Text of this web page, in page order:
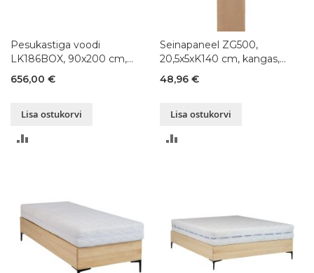
Pesukastiga voodi
LK186BOX, 90x200 cm,
pöök, värvivalik
656,00 €
Lisa ostukorvi
Seinapaneel ZG500,
20,5x5xK140 cm, kangas,
värvivalik
48,96 €
Lisa ostukorvi